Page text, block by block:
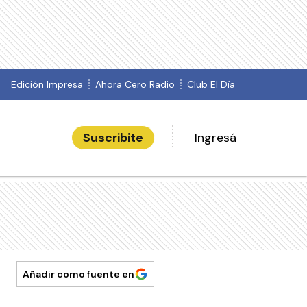
Edición Impresa Ahora Cero Radio Club El Día
Suscribite Ingresá
Añadir como fuente en